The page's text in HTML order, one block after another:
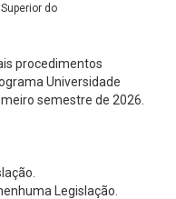
do
procedimentos
Universidade
semestre de 2026.
Legislação.